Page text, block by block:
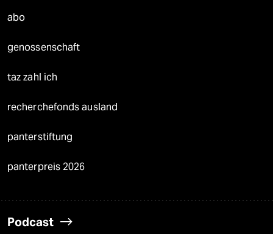
abo
genossenschaft
taz zahl ich
recherchefonds ausland
panterstiftung
panterpreis 2026
Podcast